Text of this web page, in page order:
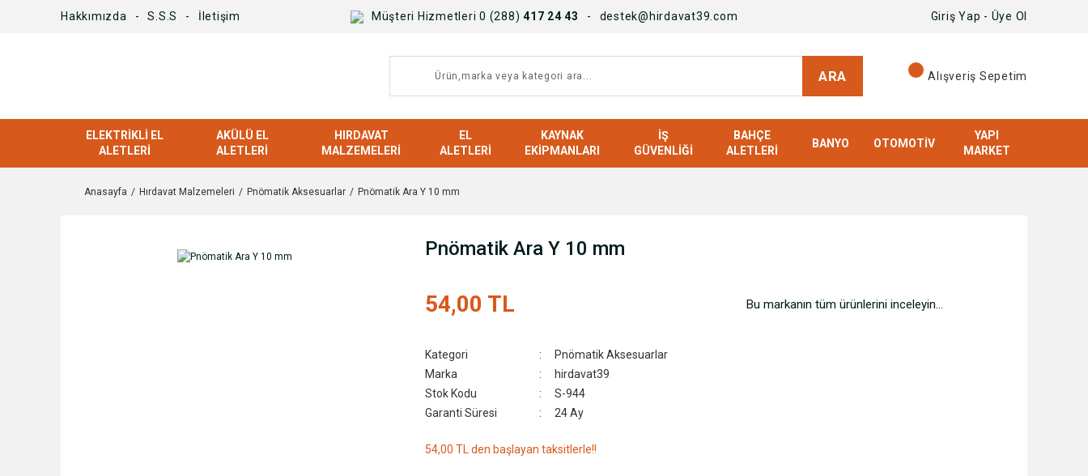
Hakkımızda S.S.S İletişim Müşteri Hizmetleri 0 (288) 417 24 43 destek@hirdavat39.com Giriş Yap - Üye Ol
ARA Alışveriş Sepetim
ELEKTRIKLI EL
ALETLERI
AKÜLÜ EL
ALETLERI
HIRDAVAT
MALZEMELERI
EL
ALETLERI
KAYNAK
EKIPMANLARI
İŞ
GÜVENLIĞI
BAHÇE
ALETLERI
BANYO OTOMOTIV
YAPI
MARKET
Anasayfa Hırdavat Malzemeleri Pnömatik Aksesuarlar Pnömatik Ara Y 10 mm
Pnömatik Ara Y 10 mm
54,00 TL Bu markanın tüm ürünlerini inceleyin...
Kategori
Pnömatik Aksesuarlar
Marka
hirdavat39
Stok Kodu
S-944
Garanti Süresi
24 Ay
54,00 TL den başlayan taksitlerle!!